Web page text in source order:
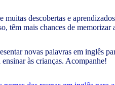
descobertas e
têm mais chances de memorizar
novas palavras em inglês
às crianças. Acompanhe!